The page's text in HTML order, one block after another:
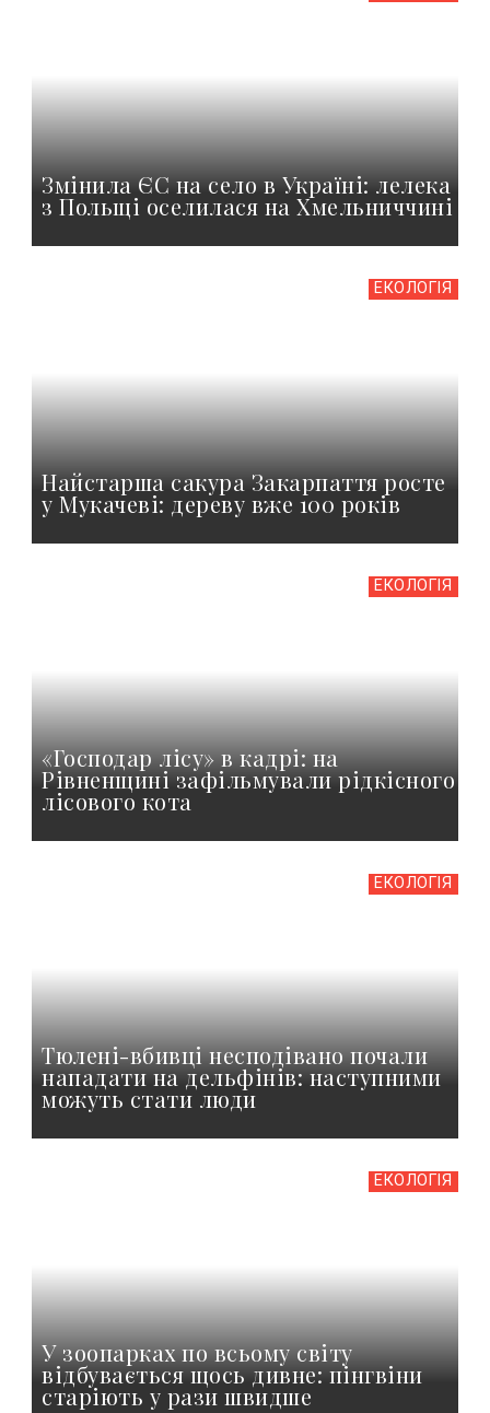
Змінила ЄС на село в Україні: лелека
з Польщі оселилася на Хмельниччині
ЕКОЛОГІЯ
Найстарша сакура Закарпаття росте
у Мукачеві: дереву вже 100 років
ЕКОЛОГІЯ
«Господар лісу» в кадрі: на
Рівненщині зафільмували рідкісного
лісового кота
ЕКОЛОГІЯ
Тюлені-вбивці несподівано почали
нападати на дельфінів: наступними
можуть стати люди
ЕКОЛОГІЯ
У зоопарках по всьому світу
відбувається щось дивне: пінгвіни
старіють у рази швидше